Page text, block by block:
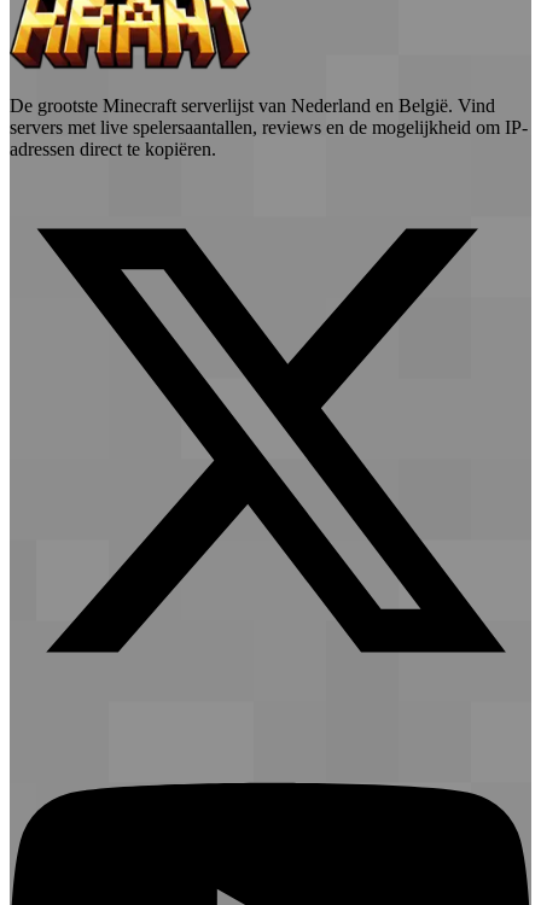
De grootste Minecraft serverlijst van Nederland en België. Vind
servers met live spelersaantallen, reviews en de mogelijkheid om IP-
adressen direct te kopiëren.